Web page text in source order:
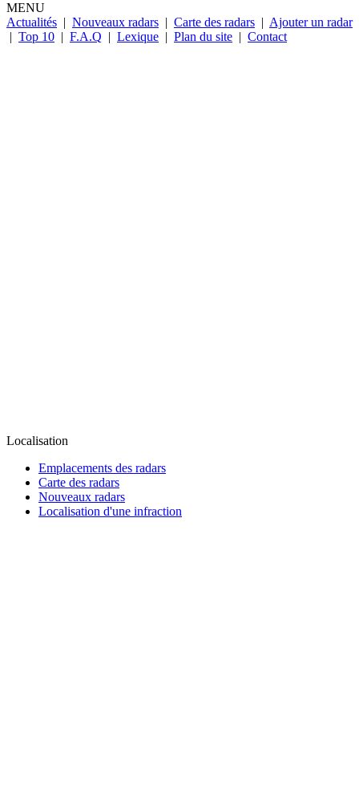
MENU
Actualités | Nouveaux radars | Carte des radars | Ajouter un radar
| Top 10 | F.A.Q | Lexique | Plan du site | Contact
Localisation
Emplacements des radars
Carte des radars
Nouveaux radars
Localisation d'une infraction